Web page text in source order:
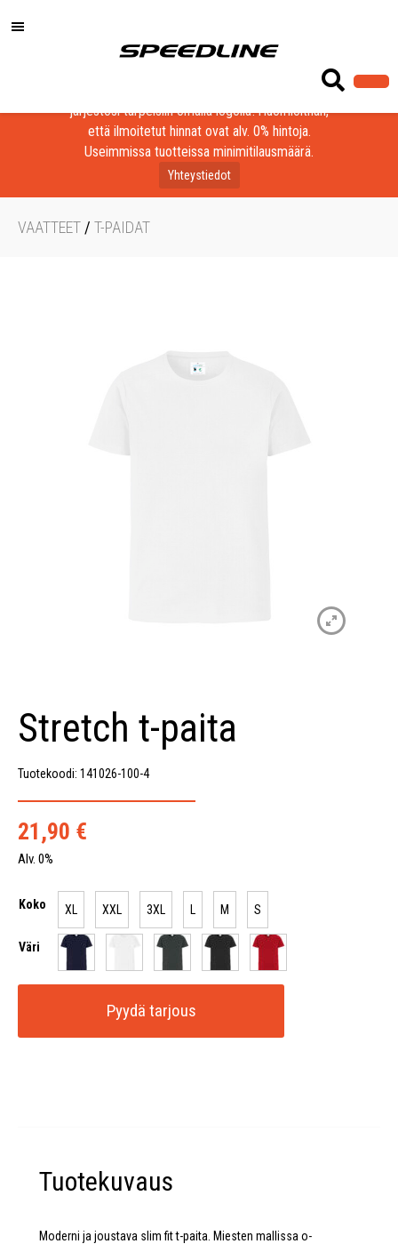
Löydä laadukkaat tuotteet yrityksesi, seurasi tai
järjestösi tarpeisiin omalla logolla! Huomioithan,
että ilmoitetut hinnat ovat alv. 0% hintoja.
Useimmissa tuotteissa minimitilausmäärä.
Yhteystiedot
VAATTEET / T-PAIDAT
Stretch t-paita
Tuotekoodi: 141026-100-4
21,90 €
Alv. 0%
Koko XL XXL 3XL L M S
Väri
Pyydä tarjous
Tuotekuvaus
Moderni ja joustava slim fit t-paita. Miesten mallissa o-